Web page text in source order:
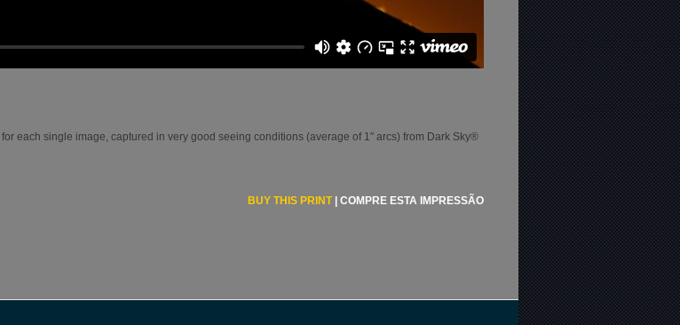
each single image, captured in very good seeing conditions (average of 1″ arcs) from Dark Sky®
BUY THIS PRINT| COMPRE ESTA IMPRESSÃO